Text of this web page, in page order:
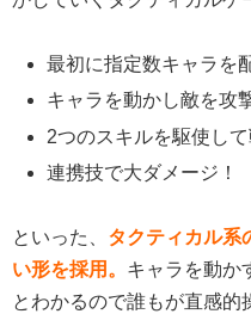
最初に指定数キャラを
キャラを動かし敵を攻
2つのスキルを駆使して
連携技で大ダメージ！
といった、 タクティカル系
い形を採用。 キャラを動か
とわかるので誰もが直感的